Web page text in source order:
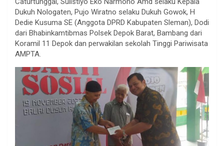
Dukuh Nologaten, Pujo Wiratno selaku Dukuh Gowok, H
Dedie Kusuma SE (Anggota DPRD Kabupaten Sleman), Dodi
dari Bhabinkamtibmas Polsek Depok Barat, Bambang dari
Koramil 11 Depok dan perwakilan sekolah Tinggi Pariwisata
AMPTA.